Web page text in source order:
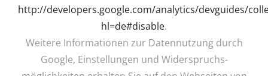
http://developers.google.com/analytics/devguides/
hl=de#disable.
Weitere Informationen zur Datennutzung durch
Google, Einstellungen und Widerspruchs-